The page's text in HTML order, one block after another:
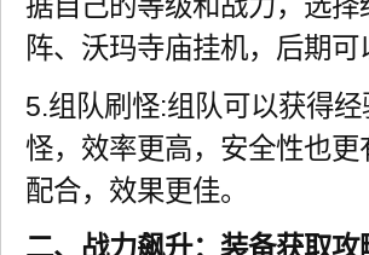
阵、沃玛寺庙挂机，后期
5.组队刷怪:组队可以获得
怪，效率更高，安全性也
配合，效果更佳。
二、战力飙升：装备获取攻